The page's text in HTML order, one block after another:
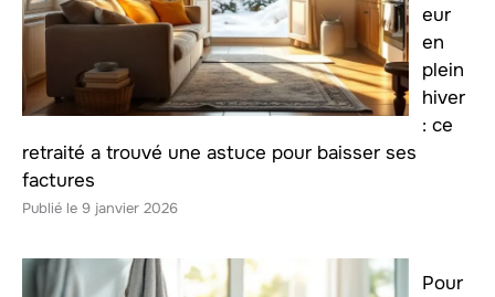
eur
en
plein
hiver
: ce
retraité a trouvé une astuce pour baisser ses
factures
9 janvier 2026
Pour